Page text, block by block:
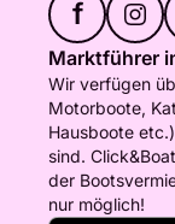
f
Marktführer
Wir verfügen
Motorboote,
Hausboote
sind.
der
nur möglich!